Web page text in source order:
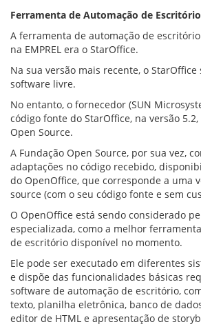
Ferramenta de Automação de Escritório
A ferramenta de automação de
na EMPREL era o StarOffice.
Na sua versão mais recente, o
software livre.
No entanto, o fornecedor (SUN
código fonte do StarOffice, na versão
Open Source.
A Fundação Open Source, por sua vez,
adaptações no código recebido,
do OpenOffice, que corresponde a uma
source (com o seu código fonte e sem
O OpenOffice está sendo considerado
especializada, como a melhor
de escritório disponível no momento.
Ele pode ser executado em diferentes
e dispõe das funcionalidades básicas
software de automação de escritório,
texto, planilha eletrônica, banco de
editor de HTML e apresentação de